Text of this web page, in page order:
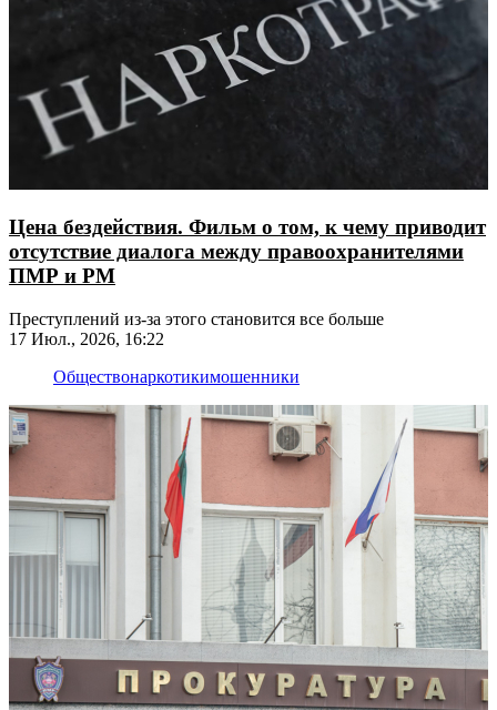
Цена бездействия. Фильм о том, к чему приводит
отсутствие диалога между правоохранителями
ПМР и РМ
Преступлений из-за этого становится все больше
17 Июл., 2026, 16:22
Обществонаркотикимошенники